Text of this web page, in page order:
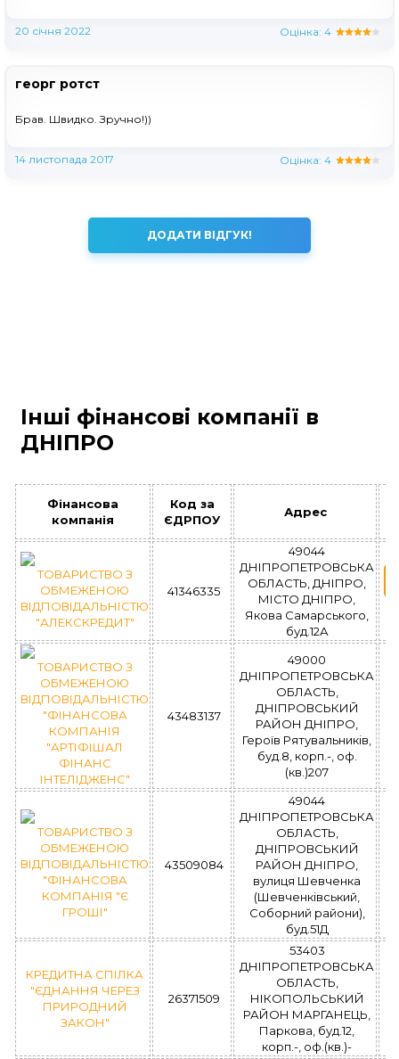
20 січня 2022 Оцінка: 4
георг ротст
Брав. Швидко. Зручно!))
14 листопада 2017 Оцінка: 4
ДОДАТИ ВІДГУК!
Інші фінансові компанії в
ДНІПРО
Фінансова
компанія
Код за
ЄДРПОУ
Адрес
ТОВАРИСТВО З
ОБМЕЖЕНОЮ
ВІДПОВІДАЛЬНІСТЮ
"АЛЕКСКРЕДИТ"
41346335
49044
ДНІПРОПЕТРОВСЬКА
ОБЛАСТЬ, ДНІПРО,
МІСТО ДНІПРО,
Якова Самарського,
буд.12А
ТОВАРИСТВО З
ОБМЕЖЕНОЮ
ВІДПОВІДАЛЬНІСТЮ
"ФІНАНСОВА
КОМПАНІЯ
"АРТІФІШАЛ
ФІНАНС
ІНТЕЛІДЖЕНС"
43483137
49000
ДНІПРОПЕТРОВСЬКА
ОБЛАСТЬ,
ДНІПРОВСЬКИЙ
РАЙОН ДНІПРО,
Героїв Рятувальників,
буд.8, корп.-, оф.
(кв.)207
ТОВАРИСТВО З
ОБМЕЖЕНОЮ
ВІДПОВІДАЛЬНІСТЮ
"ФІНАНСОВА
КОМПАНІЯ "Є
ГРОШІ"
43509084
49044
ДНІПРОПЕТРОВСЬКА
ОБЛАСТЬ,
ДНІПРОВСЬКИЙ
РАЙОН ДНІПРО,
вулиця Шевченка
(Шевченківський,
Соборний райони),
буд.51Д
КРЕДИТНА СПІЛКА
"ЄДНАННЯ ЧЕРЕЗ
ПРИРОДНИЙ
ЗАКОН"
26371509
53403
ДНІПРОПЕТРОВСЬКА
ОБЛАСТЬ,
НІКОПОЛЬСЬКИЙ
РАЙОН МАРГАНЕЦЬ,
Паркова, буд.12,
корп.-, оф.(кв.)-